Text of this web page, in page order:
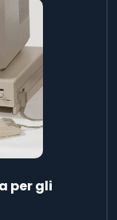
per gli